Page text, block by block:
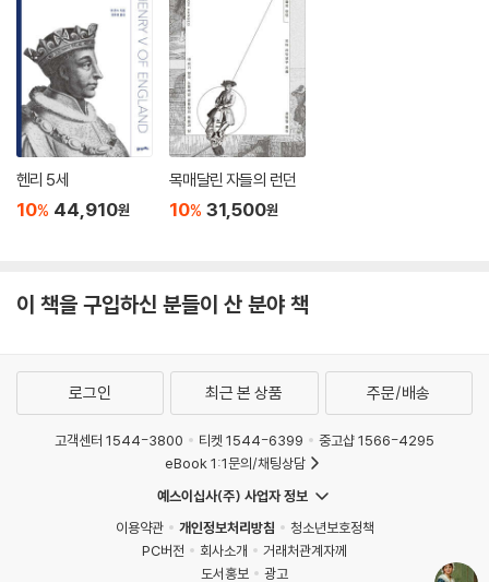
헨리 5세
10% 44,910원
목매달린 자들의 런던
10% 31,500원
이 책을 구입하신 분들이 산 분야 책
로그인 최근 본 상품 주문/배송
고객센터 1544-3800 티켓 1544-6399
중고샵 1566-4295
eBook 1:1문의/채팅상담
예스이십사(주) 사업자 정보
이용약관
개인정보처리방침
청소년보호정책
PC버전
회사소개
거래처관계자께
도서홍보
광고